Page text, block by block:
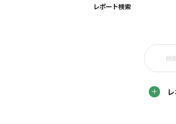
レポート検索